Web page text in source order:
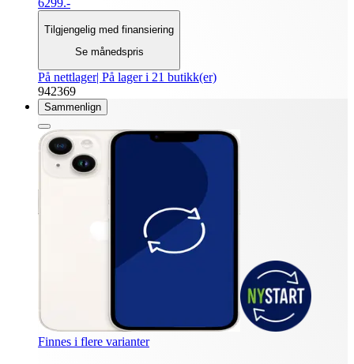
6299.-
Tilgjengelig med finansiering
Se månedspris
På nettlager| På lager i 21 butikk(er)
942369
Sammenlign
Finnes i flere varianter